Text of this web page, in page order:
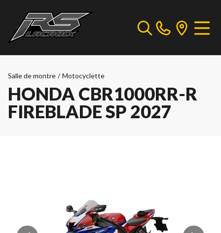
Salle de montre / Motocyclette
HONDA CBR1000RR-R
FIREBLADE SP 2027